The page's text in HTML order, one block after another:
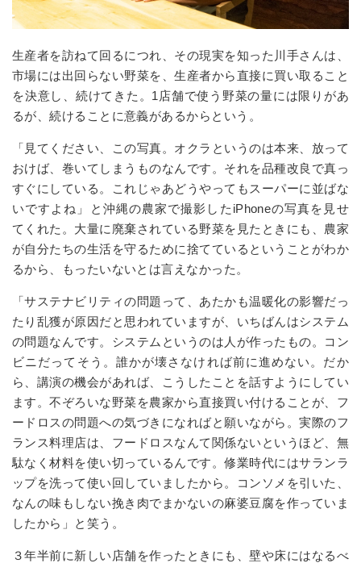
生産者を訪ねて回るにつれ、その現実を知った川手さんは、
市場には出回らない野菜を、生産者から直接に買い取ること
を決意し、続けてきた。1店舗で使う野菜の量には限りがあ
るが、続けることに意義があるからという。
「見てください、この写真。オクラというのは本来、放って
おけば、巻いてしまうものなんです。それを品種改良で真っ
すぐにしている。これじゃあどうやってもスーパーに並ばな
いですよね」と沖縄の農家で撮影したiPhoneの写真を見せ
てくれた。大量に廃棄されている野菜を見たときにも、農家
が自分たちの生活を守るために捨てているということがわか
るから、もったいないとは言えなかった。
「サステナビリティの問題って、あたかも温暖化の影響だっ
たり乱獲が原因だと思われていますが、いちばんはシステム
の問題なんです。システムというのは人が作ったもの。コン
ビニだってそう。誰かが壊さなければ前に進めない。だか
ら、講演の機会があれば、こうしたことを話すようにしてい
ます。不ぞろいな野菜を農家から直接買い付けることが、フ
ードロスの問題への気づきになればと願いながら。実際のフ
ランス料理店は、フードロスなんて関係ないというほど、無
駄なく材料を使い切っているんです。修業時代にはサランラ
ップを洗って使い回していましたから。コンソメを引いた、
なんの味もしない挽き肉でまかないの麻婆豆腐を作っていま
したから」と笑う。
３年半前に新しい店舗を作ったときにも、壁や床にはなるべ